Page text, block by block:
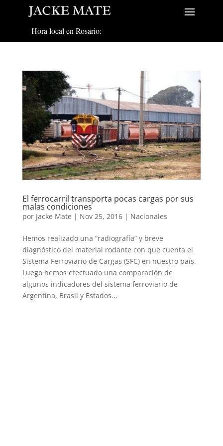
Hora local en Rosario:
El ferrocarril transporta pocas cargas por sus
malas condiciones
por Jacke Mate | Nov 25, 2016| Nacionales
Hemos realizado una “radiografía” y breve
diagnóstico del material rodante con que cuenta el
Sistema Ferroviario de Cargas (SFC) en nuestro país.
Luego hemos efectuado una comparación de
algunos indicadores del sistema ferroviario de
Argentina, Brasil y Estados...